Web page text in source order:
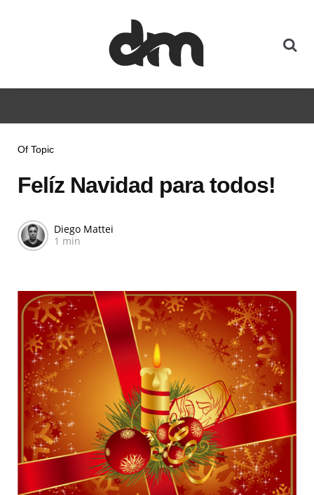
Of Topic
Felíz Navidad para todos!
Diego Mattei
1 min